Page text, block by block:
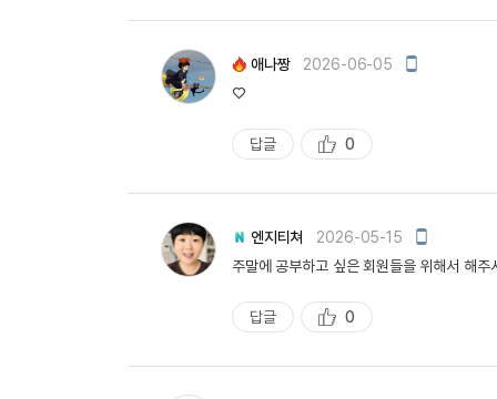
천
애나짱 2026-06-05
모
♡
답글
추
천
0
엔지티쳐 2026-05-15
모
일
주말에 공부하고 싶은 회원들을 위해서 해주
답글
추
0